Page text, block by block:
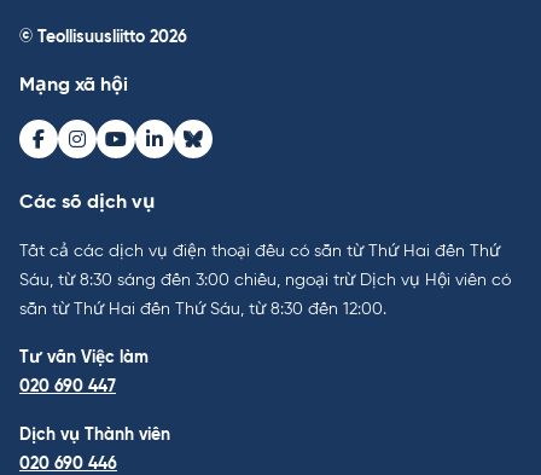
© Teollisuusliitto 2026
Mạng xã hội
Facebook
Instagram
Youtube
LinkedInBluesky
Các số dịch vụ
Tất cả các dịch vụ điện thoại đều có sẵn từ Thứ Hai đến Thứ
Sáu, từ 8:30 sáng đến 3:00 chiều, ngoại trừ Dịch vụ Hội viên có
sẵn từ Thứ Hai đến Thứ Sáu, từ 8:30 đến 12:00.
Tư vấn Việc làm
020 690 447
Dịch vụ Thành viên
020 690 446